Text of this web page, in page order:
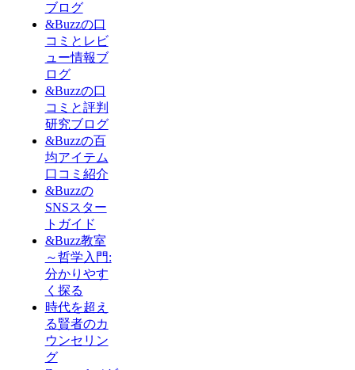
ブログ
&Buzzの口
コミとレビ
ュー情報ブ
ログ
&Buzzの口
コミと評判
研究ブログ
&Buzzの百
均アイテム
口コミ紹介
&Buzzの
SNSスター
トガイド
&Buzz教室
～哲学入門:
分かりやす
く探る
時代を超え
る賢者のカ
ウンセリン
グ